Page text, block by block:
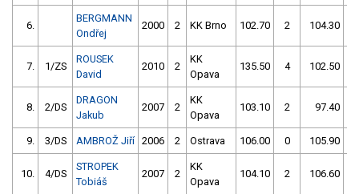
6.
BERGMANN
Ondřej
2000 2 KK Brno 102.70 2 104.30
7. 1/ZS
ROUSEK
David
2010 2
KK
Opava
135.50 4 102.50
8. 2/DS
DRAGON
Jakub
2007 2
KK
Opava
103.10 2 97.40
9. 3/DS AMBROŽ Jiří 2006 2 Ostrava 106.00 0 105.90
10. 4/DS
STROPEK
Tobiáš
2007 2
KK
Opava
104.10 2 106.60